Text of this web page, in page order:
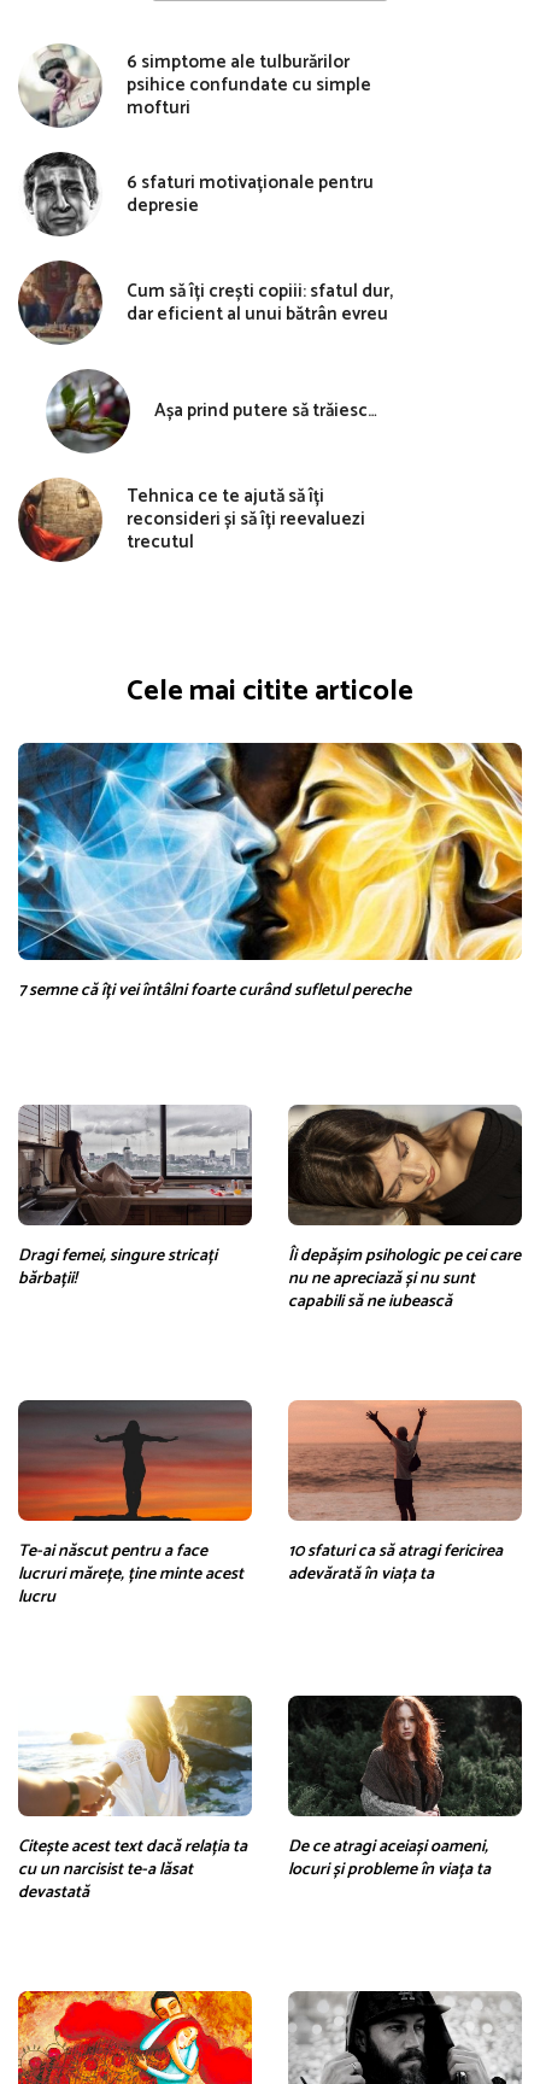
6 simptome ale tulburărilor
psihice confundate cu simple
mofturi
6 sfaturi motivaționale pentru
depresie
Cum să îți crești copiii: sfatul dur,
dar eficient al unui bătrân evreu
Așa prind putere să trăiesc…
Tehnica ce te ajută să îți
reconsideri și să îți reevaluezi
trecutul
Cele mai citite articole
7 semne că îți vei întâlni foarte curând sufletul pereche
Dragi femei, singure stricați
bărbații!
Îi depășim psihologic pe cei care
nu ne apreciază și nu sunt
capabili să ne iubească
Te-ai născut pentru a face
lucruri mărețe, ține minte acest
lucru
10 sfaturi ca să atragi fericirea
adevărată în viața ta
Citește acest text dacă relația ta
cu un narcisist te-a lăsat
devastată
De ce atragi aceiași oameni,
locuri și probleme în viața ta